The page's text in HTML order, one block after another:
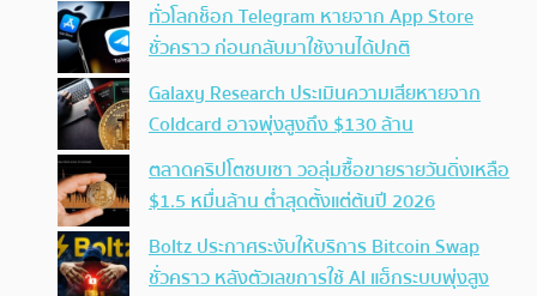
ทั่วโลกช็อก Telegram หายจาก App Store
ชั่วคราว ก่อนกลับมาใช้งานได้ปกติ
Galaxy Research ประเมินความเสียหายจาก
Coldcard อาจพุ่งสูงถึง $130 ล้าน
ตลาดคริปโตซบเซา วอลุ่มซื้อขายรายวันดิ่งเหลือ
$1.5 หมื่นล้าน ต่ำสุดตั้งแต่ต้นปี 2026
Boltz ประกาศระงับให้บริการ Bitcoin Swap
ชั่วคราว หลังตัวเลขการใช้ AI แฮ็กระบบพุ่งสูง